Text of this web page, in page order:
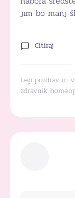
jim bo manj
Citiraj
Lep pozdrav in
zdravnik